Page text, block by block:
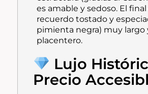
es amable y sedoso. El
recuerdo tostado y
pimienta negra) muy largo
placentero.
Lujo
Precio